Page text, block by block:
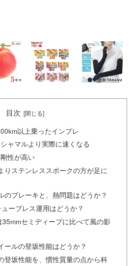
目次
以上乗ったインプレ
ャマルより実際に速くなる
性が高い
りステンレススポークの方が足に
のブレーキと、熱問題はどうか？
ーブレス運用はどうか？
35mmセミディープに比べて風の影
ールの登坂性能はどうか？
登坂性能を、慣性質量の点から科